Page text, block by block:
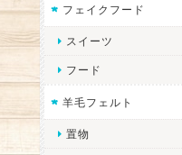
フェイクフード
スイーツ
フード
羊毛フェルト
置物